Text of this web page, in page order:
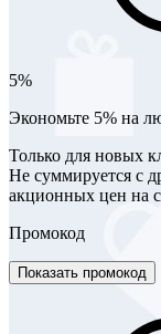
5%
Экономьте 5% на
Только для новых
Не суммируется с
акционных цен на
Промокод
Показать промокод